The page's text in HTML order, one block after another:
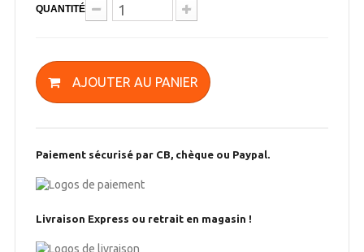
QUANTITÉ
AJOUTER AU PANIER
Paiement sécurisé par CB, chèque ou Paypal.
Livraison Express ou retrait en magasin !